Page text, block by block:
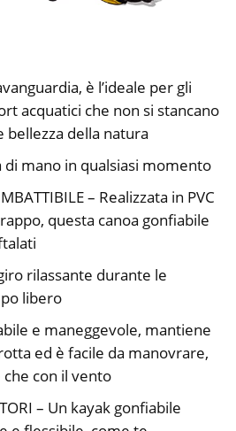
è l’ideale per gli
acquatici che non si stancano
bellezza della natura
mano in qualsiasi momento
– Realizzata in PVC
questa canoa gonfiabile
rilassante durante le
libero
e maneggevole, mantiene
ed è facile da manovrare,
che con il vento
– Un kayak gonfiabile